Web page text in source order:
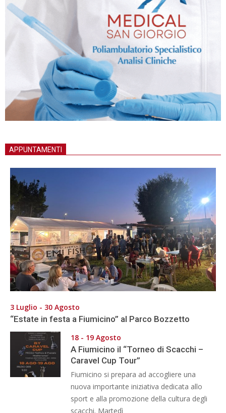
APPUNTAMENTI
3 Luglio - 30 Agosto
“Estate in festa a Fiumicino” al Parco Bozzetto
18 - 19 Agosto
A Fiumicino il “Torneo di Scacchi –
Caravel Cup Tour”
Fiumicino si prepara ad accogliere una
nuova importante iniziativa dedicata allo
sport e alla promozione della cultura degli
scacchi. Martedì